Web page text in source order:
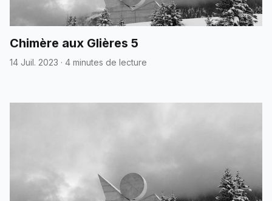
Chimère aux Glières 5
14 Juil. 2023 · 4 minutes de lecture